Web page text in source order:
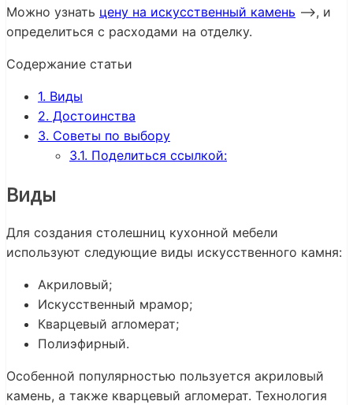
Можно узнать цену на искусственный камень —>, и
определиться с расходами на отделку.
Содержание статьи
1. Виды
2. Достоинства
3. Советы по выбору
3.1. Поделиться ссылкой:
Виды
Для создания столешниц кухонной мебели
используют следующие виды искусственного камня:
Акриловый;
Искусственный мрамор;
Кварцевый агломерат;
Полиэфирный.
Особенной популярностью пользуется акриловый
камень, а также кварцевый агломерат. Технология